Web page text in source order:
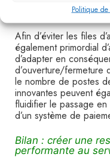
Politique
Optimiser
Afin d’éviter les files
également primordial
d’adapter en
d’ouverture/fermeture
le nombre de postes
innovantes peuvent
fluidifier le passage
d’un système de
Bilan : créer une
performante au